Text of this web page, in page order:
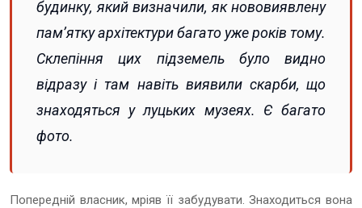
будинку, який визначили, як нововиявлену
памʼятку архітектури багато уже років тому.
Склепіння цих підземель було видно
відразу і там навіть виявили скарби, що
знаходяться у луцьких музеях. Є багато
фото.
Попередній власник, мріяв її забудувати. Знаходиться вона